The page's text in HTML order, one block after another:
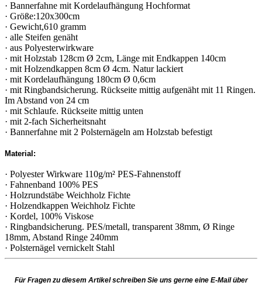
· Bannerfahne mit Kordelaufhängung Hochformat
· Größe:120x300cm
· Gewicht,610 gramm
· alle Steifen genäht
· aus Polyesterwirkware
· mit Holzstab 128cm Ø 2cm, Länge mit Endkappen 140cm
· mit Holzendkappen 8cm Ø 4cm. Natur lackiert
· mit Kordelaufhängung 180cm Ø 0,6cm
· mit Ringbandsicherung. Rückseite mittig aufgenäht mit 11 Ringen.
Im Abstand von 24 cm
· mit Schlaufe. Rückseite mittig unten
· mit 2-fach Sicherheitsnaht
· Bannerfahne mit 2 Polsternägeln am Holzstab befestigt
Material:
· Polyester Wirkware 110g/m² PES-Fahnenstoff
· Fahnenband 100% PES
· Holzrundstäbe Weichholz Fichte
· Holzendkappen Weichholz Fichte
· Kordel, 100% Viskose
· Ringbandsicherung. PES/metall, transparent 38mm, Ø Ringe
18mm, Abstand Ringe 240mm
· Polsternägel vernickelt Stahl
Für Fragen zu diesem Artikel schreiben Sie uns gerne eine E-Mail über